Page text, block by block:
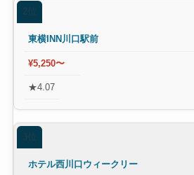
2位
東横INN川口駅前
¥5,250〜
★4.07
3位
ホテル西川口ウィークリー